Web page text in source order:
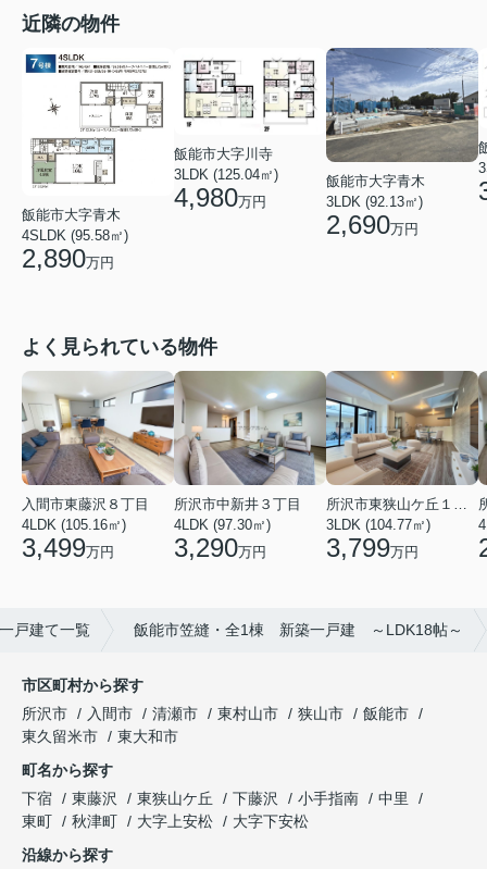
近隣の物件
飯能市大字青木
4SLDK (95.58㎡)
2,890万円
飯能市大字川寺
3LDK (125.04㎡)
4,980万円
飯能市大字青木
3LDK (92.13㎡)
2,690万円
よく見られている物件
入間市東藤沢８丁目
4LDK (105.16㎡)
3,499万円
所沢市中新井３丁目
4LDK (97.30㎡)
3,290万円
3LDK (104.77㎡)
3,799万円
戸建て一覧 飯能市笠縫・全1棟 新築一戸建 ～LDK18帖～
市区町村から探す
所沢市
入間市 清瀬市 東村山市 狭山市
飯能市
東久留米市
東大和市
町名から探す
下宿
東藤沢 東狭山ケ丘 下藤沢 小手指南
中里
東町
秋津町 大字上安松
大字下安松
沿線から探す